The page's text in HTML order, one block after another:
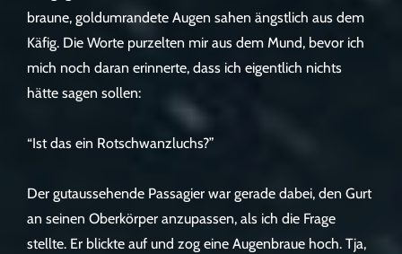
braune, goldumrandete Augen sahen ängstlich aus dem
Käfig. Die Worte purzelten mir aus dem Mund, bevor ich
mich noch daran erinnerte, dass ich eigentlich nichts
hätte sagen sollen:
“Ist das ein Rotschwanzluchs?”
Der gutaussehende Passagier war gerade dabei, den Gurt
an seinen Oberkörper anzupassen, als ich die Frage
stellte. Er blickte auf und zog eine Augenbraue hoch. Tja,